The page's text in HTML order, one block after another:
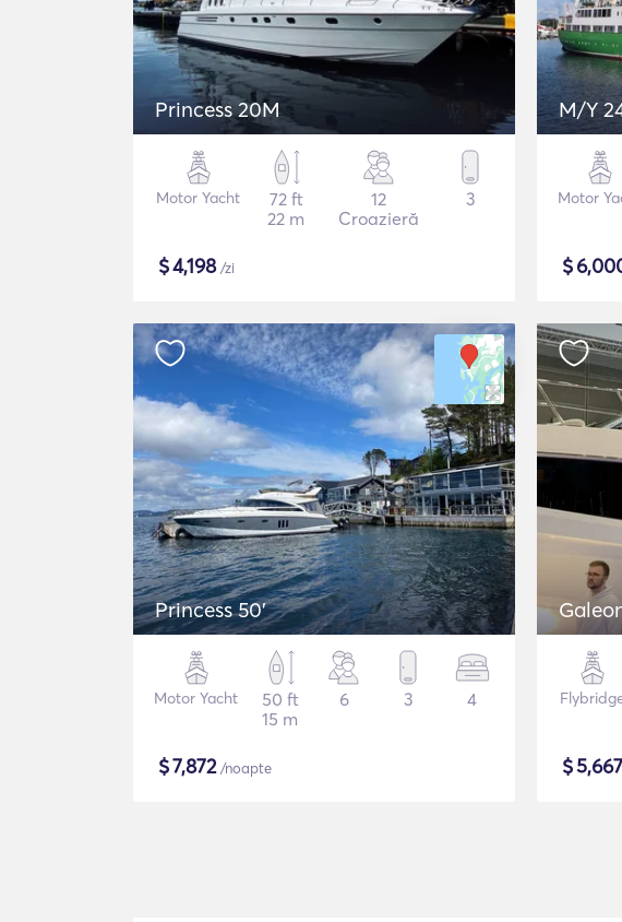
Princess 20M
Motor Yacht
72 ft
22 m
12
Croazieră
3
$4,198/zi
M/Y
Motor
$
Princess 50'
Motor Yacht
50 ft
15 m
6 3 4
$7,872/noapte $5,667